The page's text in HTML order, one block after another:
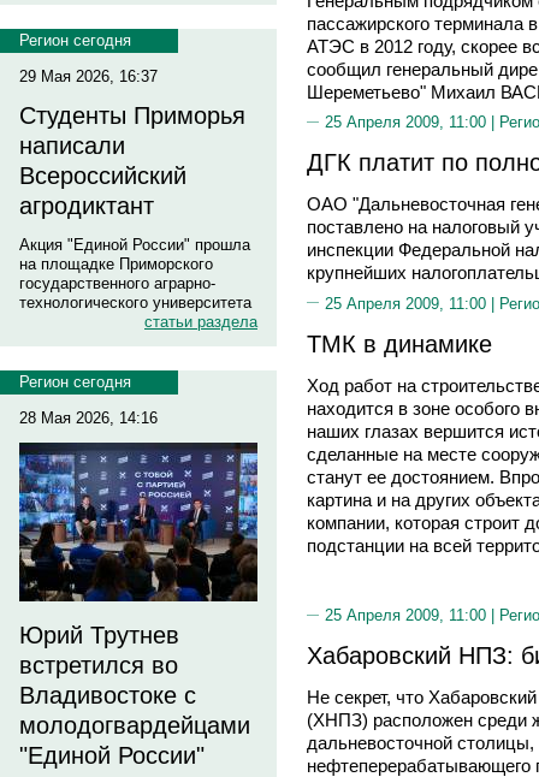
Регион сегодня
29 Мая 2026, 16:37
Студенты Приморья
написали
Всероссийский
агродиктант
Акция "Единой России" прошла
на площадке Приморского
государственного аграрно-
технологического университета
статьи раздела
Регион сегодня
28 Мая 2026, 14:16
Юрий Трутнев
встретился во
Владивостоке с
молодогвардейцами
"Единой России"
пассажирского терминала
АТЭС в 2012 году, скорее
сообщил генеральный
Шереметьево" Михаил
25 Апреля 2009, 11:00 |
ДГК платит по
ОАО "Дальневосточная
поставлено на налоговый
инспекции Федеральной
крупнейших
25 Апреля 2009, 11:00 |
ТМК в динамике
Ход работ на
находится в зоне
наших глазах вершится
сделанные на месте
станут ее достоянием.
картина и на других
компании, которая строит
подстанции на всей
25 Апреля 2009, 11:00 |
Хабаровский НПЗ:
Не секрет, что
(ХНПЗ) расположен среди
дальневосточной
нефтеперерабатывающего